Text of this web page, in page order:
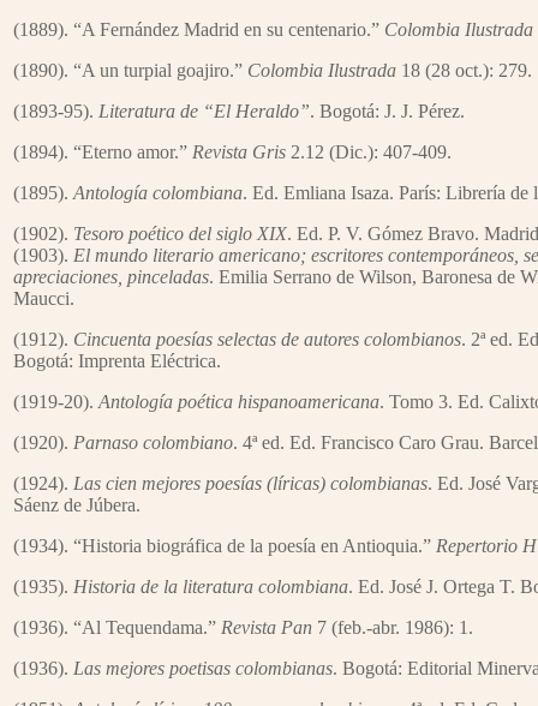
(1889). “A Fernández Madrid en su centenario.” Colombia Ilustrada
(1890). “A un turpial goajiro.” Colombia Ilustrada 18 (28 oct.): 279.
(1893-95). Literatura de “El Heraldo”. Bogotá: J. J. Pérez.
(1894). “Eterno amor.” Revista Gris 2.12 (Dic.): 407-409.
(1895). Antología colombiana. Ed. Emliana Isaza. París: Librería de
(1902). Tesoro poético del siglo XIX. Ed. P. V. Gómez Bravo.
(1903). El mundo literario americano; escritores contemporáneos,
apreciaciones, pinceladas. Emilia Serrano de Wilson, Baronesa de
Maucci.
(1912). Cincuenta poesías selectas de autores colombianos. 2ª ed.
Bogotá: Imprenta Eléctrica.
(1919-20). Antología poética hispanoamericana. Tomo 3. Ed.
(1920). Parnaso colombiano. 4ª ed. Ed. Francisco Caro Grau.
(1924). Las cien mejores poesías (líricas) colombianas. Ed. José
Sáenz de Júbera.
(1934). “Historia biográfica de la poesía en Antioquia.” Repertorio
(1935). Historia de la literatura colombiana. Ed. José J. Ortega T.
(1936). “Al Tequendama.” Revista Pan 7 (feb.-abr. 1986): 1.
(1936). Las mejores poetisas colombianas. Bogotá: Editorial